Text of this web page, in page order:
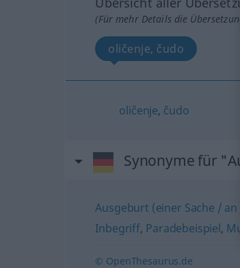
(Für mehr Details die
oličenje, čudo
oličenje, čudo
Synonyme für
Ausgeburt (einer Sache / an
Inbegriff, Paradebeispiel,
© OpenThesaurus.de